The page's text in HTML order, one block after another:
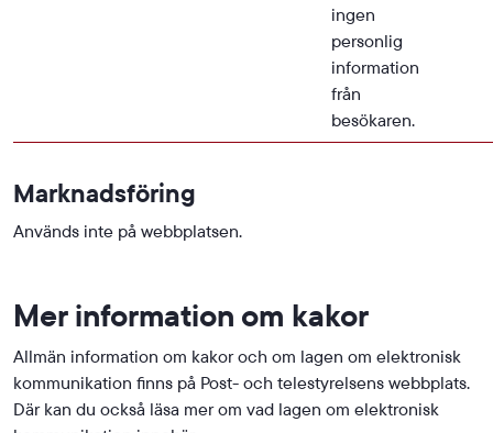
ingen
personlig
information
från
besökaren.
Marknadsföring
Används inte på webbplatsen.
Mer information om kakor
Allmän information om kakor och om lagen om elektronisk
kommunikation finns på Post- och telestyrelsens webbplats.
Där kan du också läsa mer om vad lagen om elektronisk